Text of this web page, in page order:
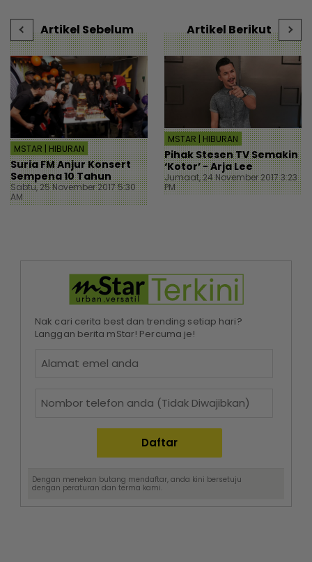
Artikel Sebelum
MSTAR | HIBURAN
Suria FM Anjur Konsert
Sempena 10 Tahun
Sabtu, 25 November 2017 5:30
AM
Artikel Berikut
MSTAR | HIBURAN
Pihak Stesen TV Semakin
‘Kotor’ - Arja Lee
Jumaat, 24 November 2017 3:23
PM
Nak cari cerita best dan trending setiap hari?
Langgan berita mStar! Percuma je!
Dengan menekan butang mendaftar, anda kini bersetuju
dengan peraturan dan terma kami.